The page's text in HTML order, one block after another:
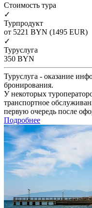
Cтоимость тура
✓
Турпродукт
от 5221 BYN (1495 EUR)
✓
Туруслуга
350 BYN
Туруслуга - оказание
бронирования.
У некоторых
транспортное
первую очередь после
Подробнее